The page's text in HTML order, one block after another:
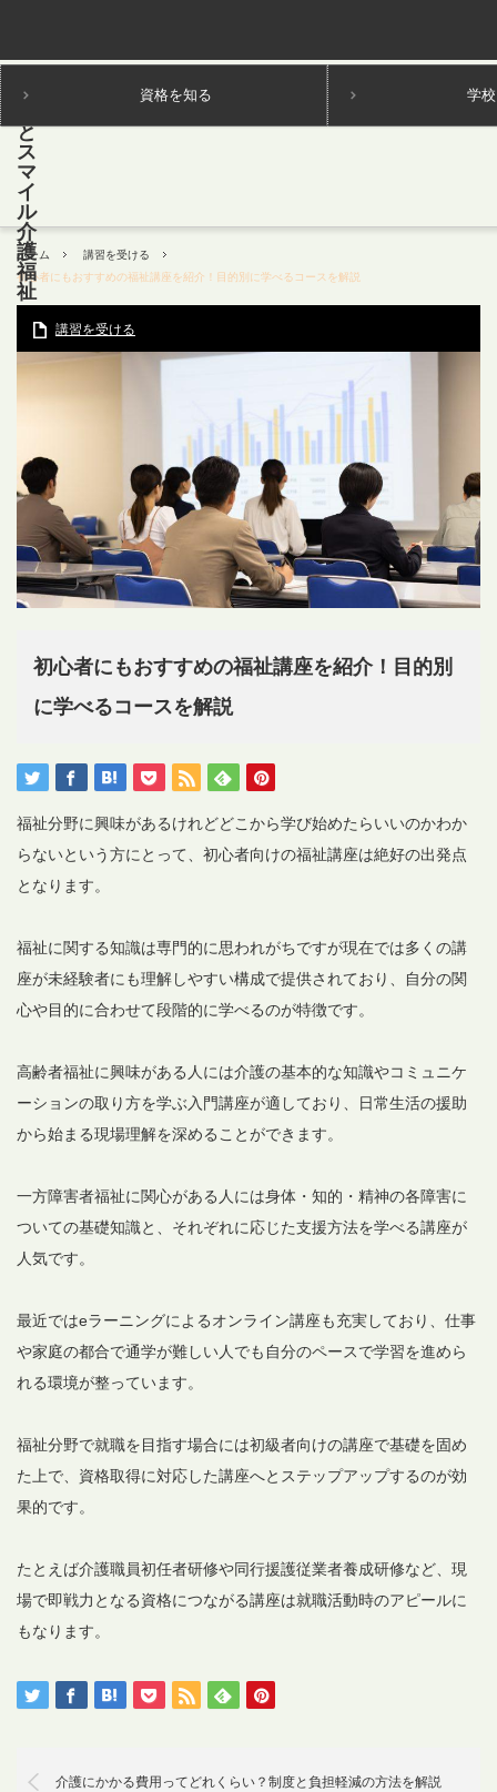
資格を知る 学
ホーム
講習を受ける
初心者にもおすすめの福祉講座を紹介！目的別に学べるコースを解説
講習を受ける
初心者にもおすすめの福祉講座を紹介！目的別
に学べるコースを解説
福祉分野に興味があるけれどどこから学び始めたらいいのかわか
らないという方にとって、初心者向けの福祉講座は絶好の出発点
となります。
福祉に関する知識は専門的に思われがちですが現在では多くの講
座が未経験者にも理解しやすい構成で提供されており、自分の関
心や目的に合わせて段階的に学べるのが特徴です。
高齢者福祉に興味がある人には介護の基本的な知識やコミュニケ
ーションの取り方を学ぶ入門講座が適しており、日常生活の援助
から始まる現場理解を深めることができます。
一方障害者福祉に関心がある人には身体・知的・精神の各障害に
ついての基礎知識と、それぞれに応じた支援方法を学べる講座が
人気です。
最近ではeラーニングによるオンライン講座も充実しており、仕事
や家庭の都合で通学が難しい人でも自分のペースで学習を進めら
れる環境が整っています。
福祉分野で就職を目指す場合には初級者向けの講座で基礎を固め
た上で、資格取得に対応した講座へとステップアップするのが効
果的です。
たとえば介護職員初任者研修や同行援護従業者養成研修など、現
場で即戦力となる資格につながる講座は就職活動時のアピールに
もなります。
介護にかかる費用ってどれくらい？制度と負担軽減の方法を解説